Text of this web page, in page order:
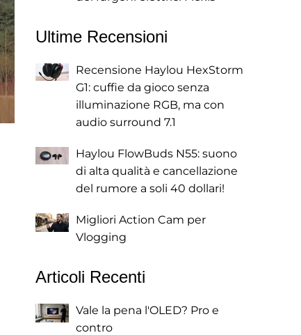
Ultime Recensioni
Recensione Haylou HexStorm
G1: cuffie da gioco senza
illuminazione RGB, ma con
audio surround 7.1
Haylou FlowBuds N55: suono
di alta qualità e cancellazione
del rumore a soli 40 dollari!
Migliori Action Cam per
Vlogging
Articoli Recenti
Vale la pena l'OLED? Pro e
contro